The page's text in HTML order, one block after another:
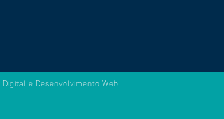
Digital e Desenvolvimento Web